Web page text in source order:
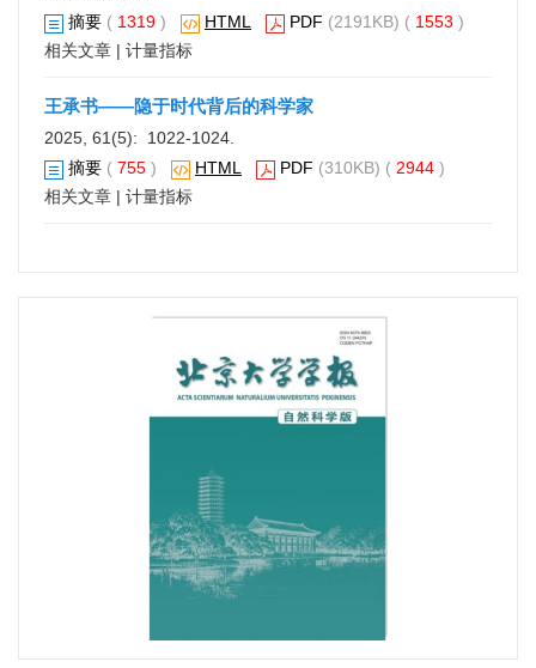
摘要 ( 1319 ) HTML PDF (2191KB) ( 1553 )
相关文章 | 计量指标
王承书——隐于时代背后的科学家
2025, 61(5): 1022-1024.
摘要 ( 755 ) HTML PDF (310KB) ( 2944 )
相关文章 | 计量指标